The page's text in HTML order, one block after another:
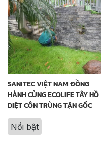
SANITEC VIỆT NAM ĐỒNG
HÀNH CÙNG ECOLIFE TÂY HỒ
DIỆT CÔN TRÙNG TẬN GỐC
Nổi bật